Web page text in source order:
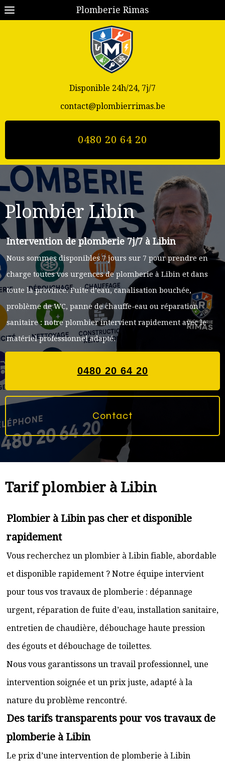
Plomberie Rimas
Disponible 24h/24, 7j/7
contact@plombierrimas.be
0480 20 64 20
Plombier Libin
Intervention de plomberie 7j/7 à Libin
Nous sommes disponibles 7 jours sur 7 pour prendre en
charge toutes vos urgences de plomberie à Libin et dans
toute la province. Fuite d’eau, canalisation bouchée,
problème de WC, panne de chauffe-eau ou réparation
sanitaire : notre plombier intervient rapidement avec le
matériel professionnel adapté.
0480 20 64 20
Contact
Tarif plombier à Libin
Plombier à Libin pas cher et disponible
rapidement
Vous recherchez un plombier à Libin fiable, abordable
et disponible rapidement ? Notre équipe intervient
pour tous vos travaux de plomberie : dépannage
urgent, réparation de fuite d’eau, installation sanitaire,
entretien de chaudière, débouchage haute pression
des égouts et débouchage de toilettes.
Nous vous garantissons un travail professionnel, une
intervention soignée et un prix juste, adapté à la
nature du problème rencontré.
Des tarifs transparents pour vos travaux de
plomberie à Libin
Le prix d’une intervention de plomberie à Libin